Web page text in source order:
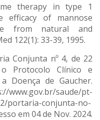
therapy in type 1
efficacy of mannose
from natural and
122(1): 33-39, 1995.
Conjunta nº 4, de 22
Protocolo Clínico e
Doença de Gaucher.
saude/pt-
portaria-conjunta-no-
em 04 de Nov. 2024.